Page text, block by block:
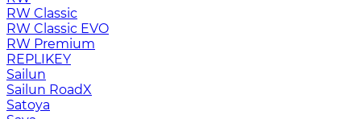
RW Classic
RW Classic EVO
RW Premium
RЕPLIKEY
Sailun
Sailun RoadX
Satoya